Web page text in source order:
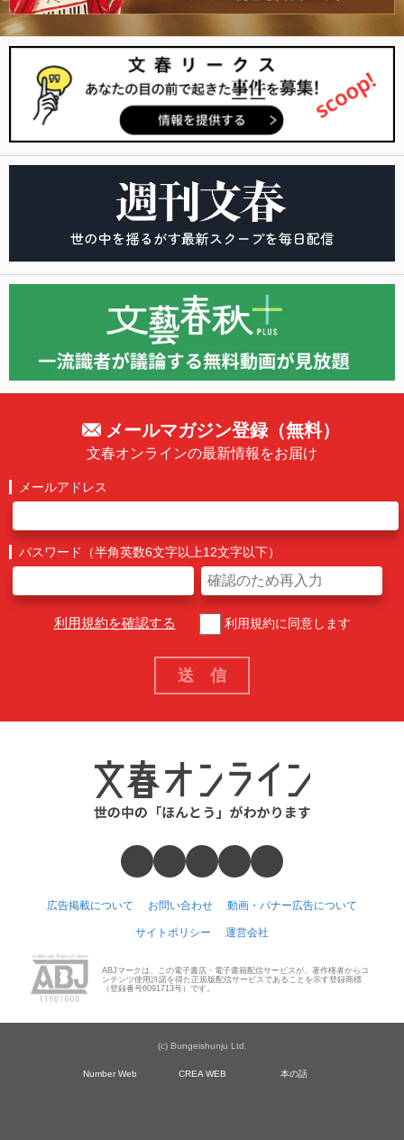
メールマガジン登録（無料）
文春オンラインの最新情報をお届け
メールアドレス
パスワード（半角英数6文字以上12文字以下）
利用規約を確認する 利用規約に同意します
広告掲載について お問い合わせ 動画・バナー広告について
サイトポリシー 運営会社
ABJマークは、この電子書店・電子書籍配信サービスが、著作権者からコ
ンテンツ使用許諾を得た正規版配信サービスであることを示す登録商標
（登録番号6091713号）です。
(c) Bungeishunju Ltd.
Number Web CREA WEB 本の話